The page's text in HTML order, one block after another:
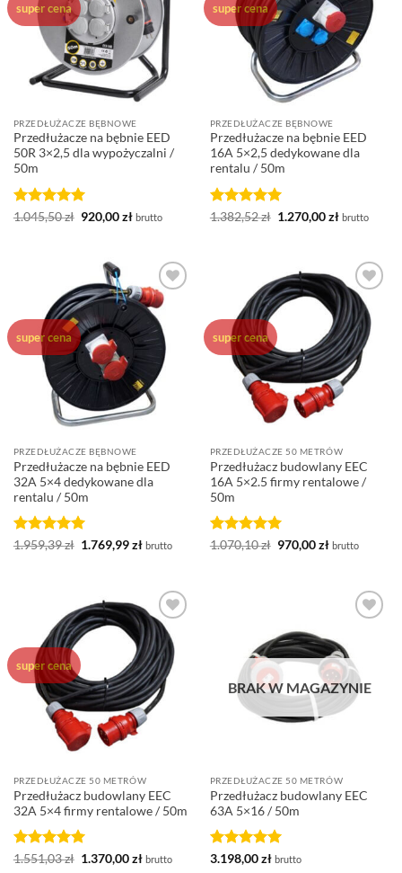
super cena
PRZEDŁUŻACZE BĘBNOWE
Przedłużacze na bębnie EED
50R 3×2,5 dla wypożyczalni /
50m
Oceniono 5
1.045,50zł Pierwotna
cena
920,00złAktualna
brutto
super cena
PRZEDŁUŻACZE BĘBNOWE
Przedłużacze na bębnie EED
16A 5×2,5 dedykowane dla
rentalu / 50m
Oceniono 5
1.382,52zł Pierwotna
1.270,00złAktualna
brutto
super cena
Dodaj do
ulubionych
PRZEDŁUŻACZE BĘBNOWE
Przedłużacze na bębnie EED
32A 5×4 dedykowane dla
rentalu / 50m
Oceniono 5
1.959,39zł Pierwotna
1.769,99złAktualna
brutto
super cena
Dodaj do
ulubionych
PRZEDŁUŻACZE 50 METRÓW
Przedłużacz budowlany EEC
16A 5×2.5 firmy rentalowe /
50m
Oceniono 5
1.070,10zł Pierwotna
cena
970,00złAktualna
brutto
super cena
Dodaj do
ulubionych
PRZEDŁUŻACZE 50 METRÓW
Przedłużacz budowlany EEC
32A 5×4 firmy rentalowe / 50m
Oceniono 5
1.551,03zł Pierwotna
1.370,00złAktualna
brutto
ulubionych
BRAK W MAGAZYNIE
PRZEDŁUŻACZE 50 METRÓW
Przedłużacz budowlany EEC
63A 5×16 / 50m
Oceniono5
3.198,00zł brutto